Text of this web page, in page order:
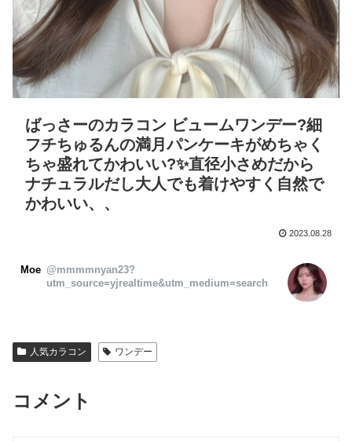
ばっさーのカラコン ビュームワンデー?細
フチちゅるんの満月パンケーキがめちゃく
ちゃ盛れてかわいい?✨直径小さめだから
ナチュラルだし大人でも着けやすく自然で
かわいい、、
2023.08.28
Moe @mmmmnyan23?
utm_source=yjrealtime&utm_medium=search
人気カラコン ワンデー
コメント